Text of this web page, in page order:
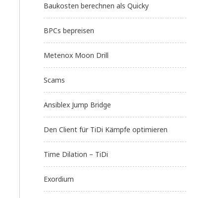
Baukosten berechnen als Quicky
BPCs bepreisen
Metenox Moon Drill
Scams
Ansiblex Jump Bridge
Den Client für TiDi Kämpfe optimieren
Time Dilation – TiDi
Exordium